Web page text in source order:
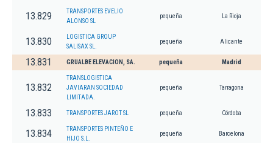
13.829
TRANSPORTES EVELIO
ALONSO SL
pequeña La Rioja
13.830
LOGISTICA GROUP
SALISAX SL.
pequeña Alicante
13.831 GRUALBE ELEVACION, SA. pequeña Madrid
13.832
TRANSLOGISTICA
JAVIARAN SOCIEDAD
LIMITADA.
pequeña Tarragona
13.833 TRANSPORTES JAROT SL pequeña Córdoba
13.834
TRANSPORTES PINTEÑO E
HIJO S.L.
pequeña Barcelona